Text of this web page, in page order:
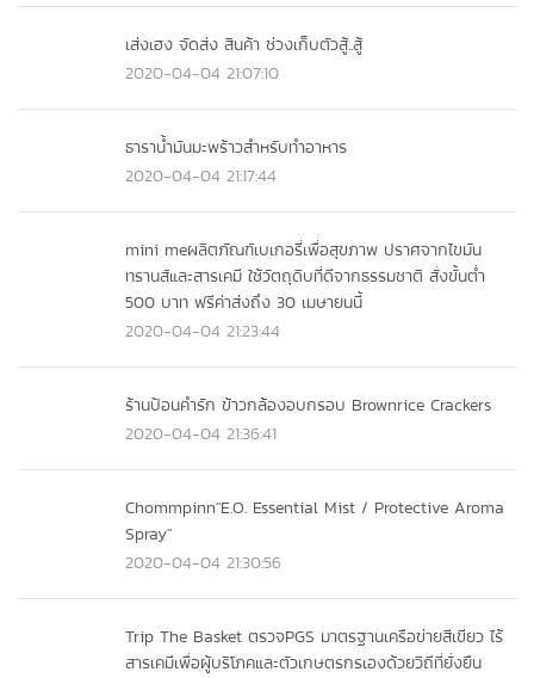
เส่งเฮง จัดส่ง สินค้า ช่วงเก็บตัวสู้..สู้
2020-04-04 21:07:10
ธาราน้ำมันมะพร้าวสำหรับทำอาหาร
2020-04-04 21:17:44
mini meผลิตภัณฑ์เบเกอรี่เพื่อสุขภาพ ปราศจากไขมัน
ทรานส์และสารเคมี ใช้วัตถุดิบที่ดีจากธรรมชาติ สั่งขั้นต่ำ
500 บาท ฟรีค่าส่งถึง 30 เมษายนนี้
2020-04-04 21:23:44
ร้านป้อนคำรัก ข้าวกล้องอบกรอบ Brownrice Crackers
2020-04-04 21:36:41
Chommpinn"E.O. Essential Mist / Protective Aroma
Spray"
2020-04-04 21:30:56
Trip The Basket ตรวจPGS มาตรฐานเครือข่ายสีเขียว ไร้
สารเคมีเพื่อผู้บริโภคและตัวเกษตรกรเองด้วยวิถีที่ยั่งยืน